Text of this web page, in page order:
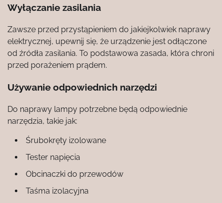
Wyłączanie zasilania
Zawsze przed przystąpieniem do jakiejkolwiek naprawy
elektrycznej, upewnij się, że urządzenie jest odłączone
od źródła zasilania. To podstawowa zasada, która chroni
przed porażeniem prądem.
Używanie odpowiednich narzędzi
Do naprawy lampy potrzebne będą odpowiednie
narzędzia, takie jak:
Śrubokręty izolowane
Tester napięcia
Obcinaczki do przewodów
Taśma izolacyjna